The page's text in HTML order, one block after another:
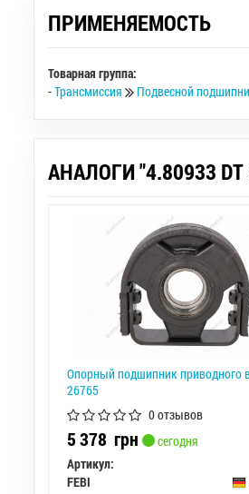
ПРИМЕНЯЕМОСТЬ
Товарная группа:
-Трансмиссия Подвесной
АНАЛОГИ "4.80933 DT
Опорный подшипник приводного
26765
0 отзывов
5 378 грн
сегодня
Артикул:
FEBI